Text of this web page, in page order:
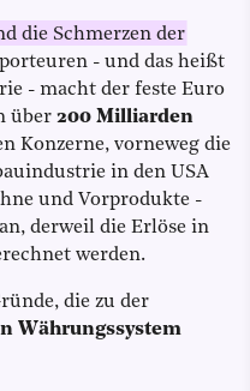
die Schmerzen der
- und das heißt
- macht der feste Euro
über 200 Milliarden
Konzerne, vorneweg die
in den USA
und Vorprodukte -
derweil die Erlöse in
werden.
die zu der
Währungssystem